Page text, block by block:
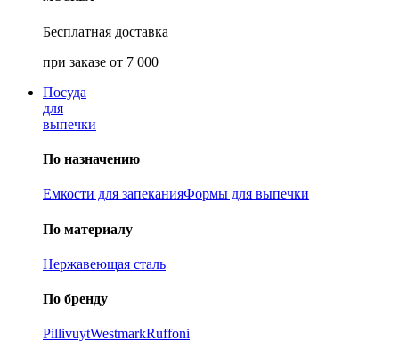
Бесплатная доставка
при заказе от 7 000
Посуда
для
выпечки
По назначению
Емкости для запеканияФормы для выпечки
По материалу
Нержавеющая сталь
По бренду
PillivuytWestmarkRuffoni